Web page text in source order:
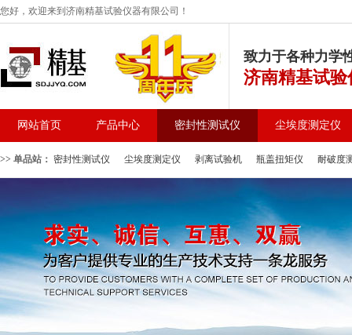
您好，欢迎来到济南精基试验仪器有限公司！
致力于各种力学
济南精基试
网站首页 产品中心 密封性测试仪 尘埃度测定仪
>> 单品站： 密封性测试仪 尘埃度测定仪 剥离试验机 瓶盖扭矩仪 耐破度